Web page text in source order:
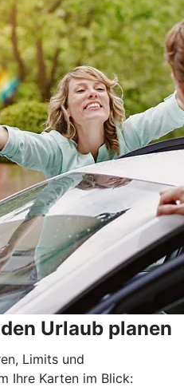
Urlaub planen
Limits und
Ihre Karten im Blick: